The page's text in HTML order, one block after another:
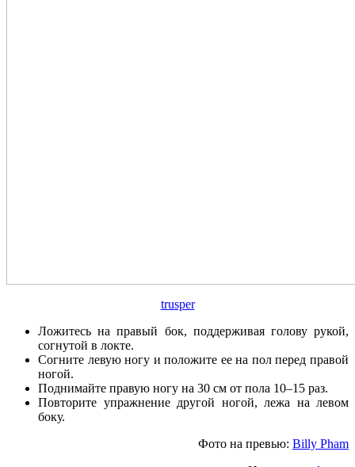
trusper
Ложитесь на правый бок, поддерживая голову рукой,
согнутой в локте.
Согните левую ногу и положите ее на пол перед правой
ногой.
Поднимайте правую ногу на 30 см от пола 10–15 раз.
Повторите упражнение другой ногой, лежа на левом
боку.
Фото на превью: Billy Pham